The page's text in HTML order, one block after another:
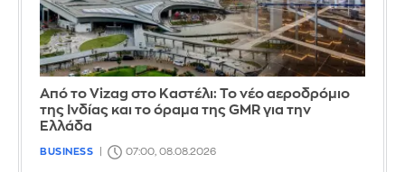
Από το Vizag στο Καστέλι: Το νέο αεροδρόμιο
της Ινδίας και το όραμα της GMR για την
Ελλάδα
BUSINESS 07:00, 08.08.2026